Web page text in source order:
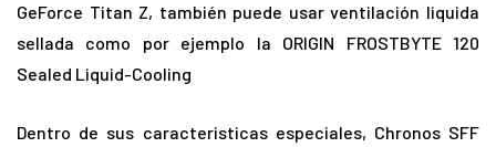
GeForce Titan Z, también puede usar ventilación liquida
sellada como por ejemplo la ORIGIN FROSTBYTE 120
Sealed Liquid-Cooling
Dentro de sus caracteristicas especiales, Chronos SFF